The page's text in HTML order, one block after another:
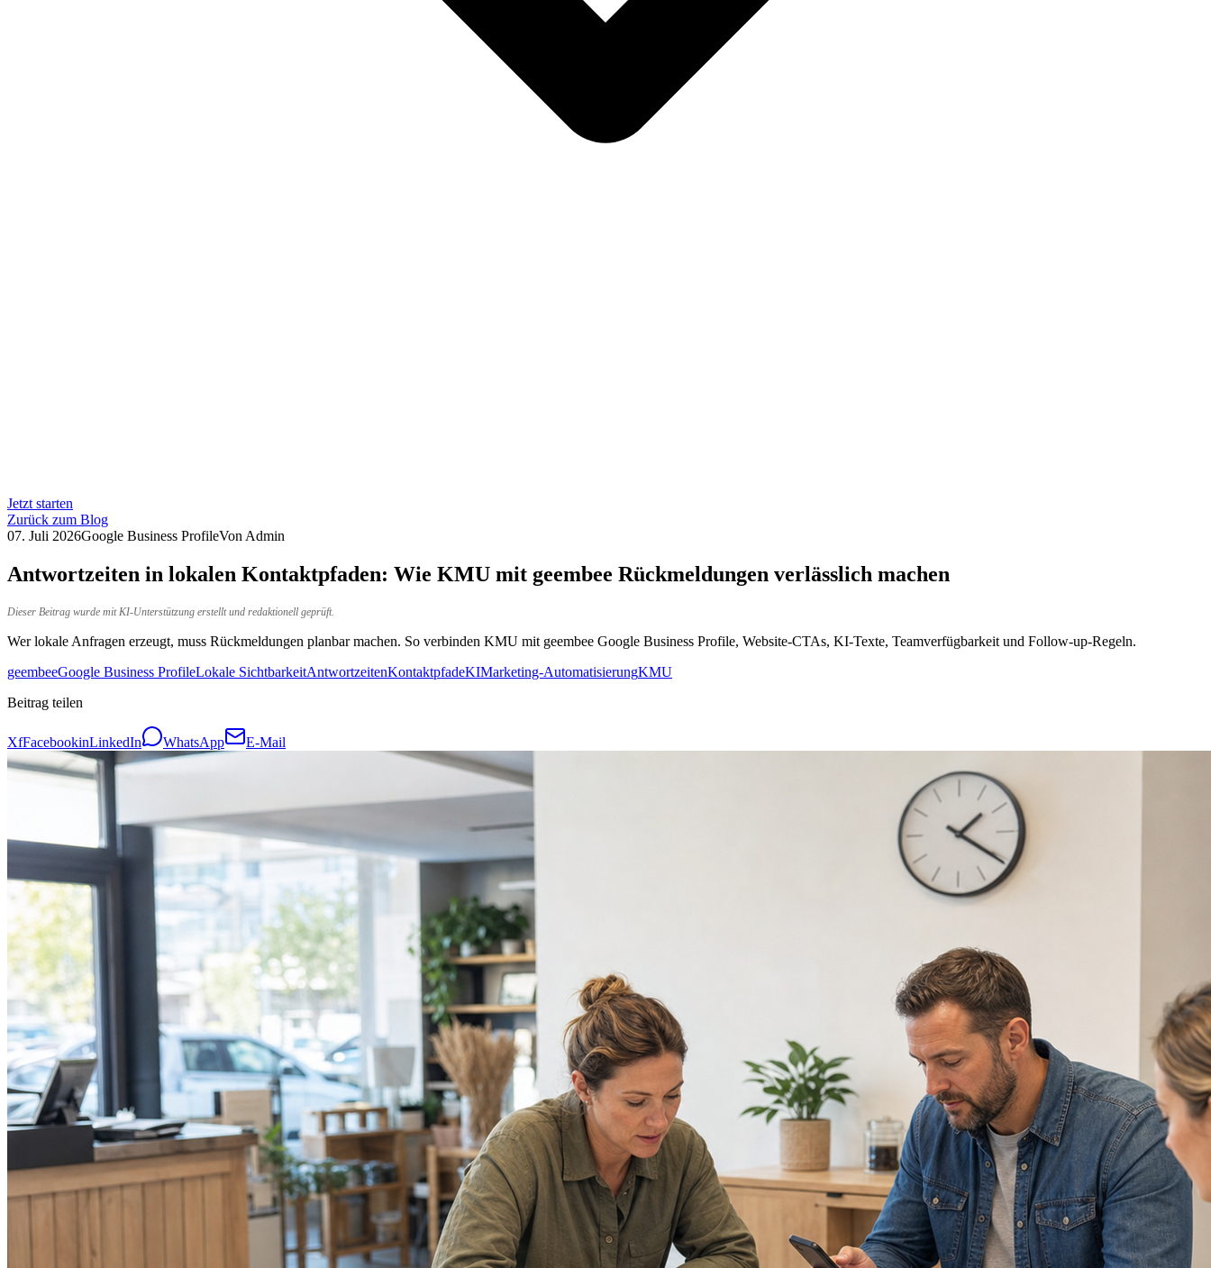
Jetzt starten
Zurück zum Blog
07. Juli 2026Google Business ProfileVon Admin
Antwortzeiten in lokalen Kontaktpfaden: Wie KMU mit geembee Rückmeldungen verlässlich machen
Dieser Beitrag wurde mit KI-Unterstützung erstellt und redaktionell geprüft.
Wer lokale Anfragen erzeugt, muss Rückmeldungen planbar machen. So verbinden KMU mit geembee Google Business Profile, Website-CTAs, KI-Texte, Teamverfügbarkeit und Follow-up-Regeln.
geembeeGoogle Business ProfileLokale SichtbarkeitAntwortzeitenKontaktpfadeKIMarketing-AutomatisierungKMU
Beitrag teilen
XfFacebookinLinkedIn WhatsApp E-Mail